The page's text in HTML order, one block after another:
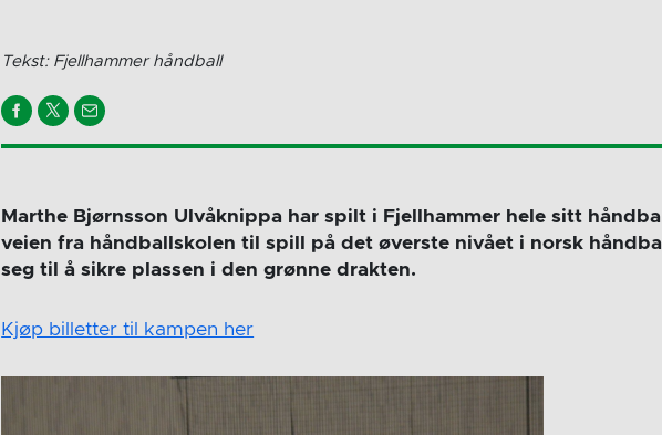
Tekst: Fjellhammer håndball
Marthe Bjørnsson Ulvåknippa har spilt i Fjellhammer hele sitt
veien fra håndballskolen til spill på det øverste nivået i norsk
seg til å sikre plassen i den grønne drakten.
Kjøp billetter til kampen her